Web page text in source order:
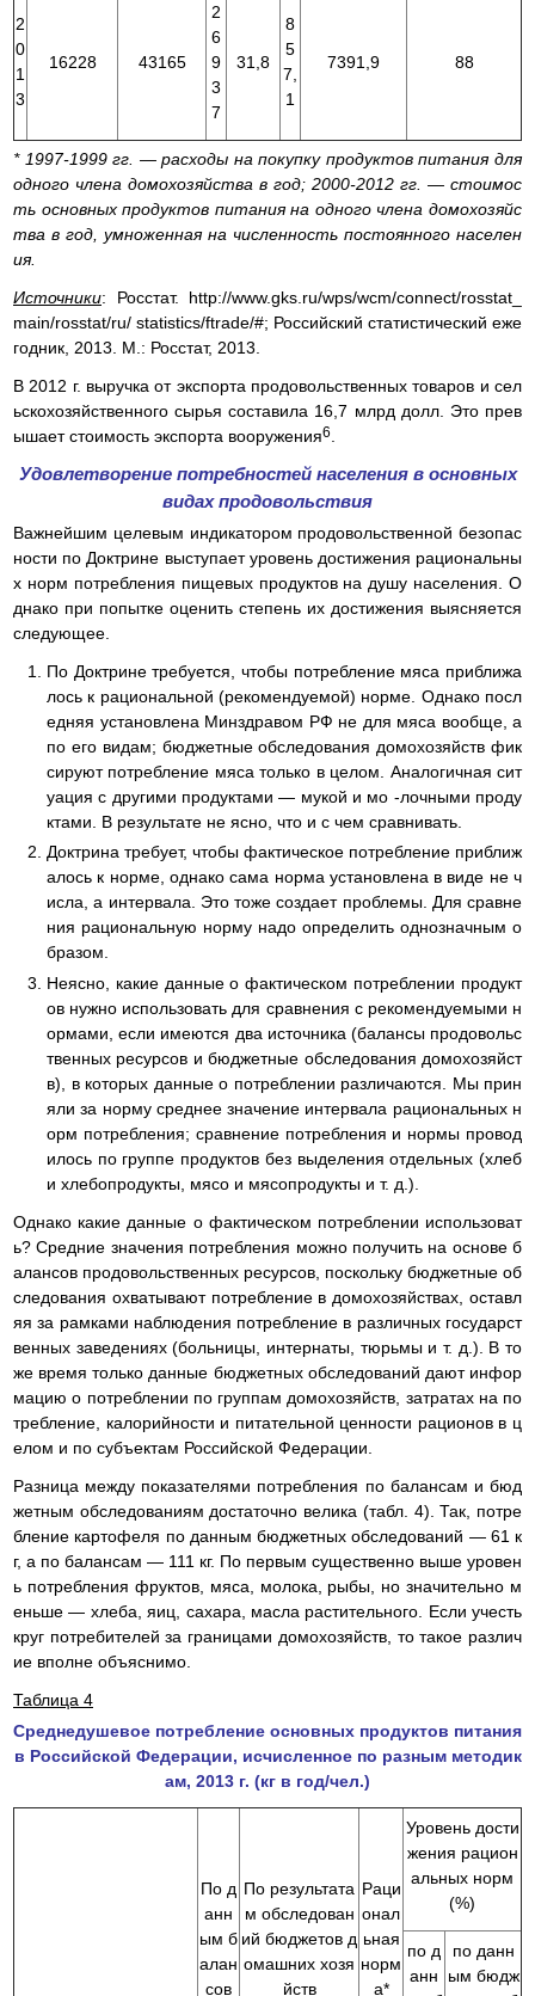
2
0
1
3
16228 43165
2
6
9
3
7
31,8
8
5
7,
1
7391,9 88
* 1997-1999 гг. — расходы на покупку продуктов питания для
одного члена домохозяйства в год; 2000-2012 гг. — стоимос
ть основных продуктов питания на одного члена домохозяйс
тва в год, умноженная на численность постоянного населен
ия.
Источники: Росстат. http://www.gks.ru/wps/wcm/connect/rosstat_
main/rosstat/ru/ statistics/ftrade/#; Российский статистический еже
годник, 2013. М.: Росстат, 2013.
В 2012 г. выручка от экспорта продовольственных товаров и сел
ьскохозяйственного сырья составила 16,7 млрд долл. Это прев
ышает стоимость экспорта вооружения6
Удовлетворение потребностей населения в основных
видах продовольствия
Важнейшим целевым индикатором продовольственной безопас
ности по Доктрине выступает уровень достижения рациональны
х норм потребления пищевых продуктов на душу населения. О
днако при попытке оценить степень их достижения выясняется
следующее.
По Доктрине требуется, чтобы потребление мяса приближа
лось к рациональной (рекомендуемой) норме. Однако посл
едняя установлена Минздравом РФ не для мяса вообще, а
по его видам; бюджетные обследования домохозяйств фик
сируют потребление мяса только в целом. Аналогичная сит
уация с другими продуктами — мукой и мо -лочными проду
ктами. В результате не ясно, что и с чем сравнивать.
Доктрина требует, чтобы фактическое потребление приближ
алось к норме, однако сама норма установлена в виде не ч
исла, а интервала. Это тоже создает проблемы. Для сравне
ния рациональную норму надо определить однозначным о
бразом.
Неясно, какие данные о фактическом потреблении продукт
ов нужно использовать для сравнения с рекомендуемыми н
ормами, если имеются два источника (балансы продовольс
твенных ресурсов и бюджетные обследования домохозяйст
в), в которых данные о потреблении различаются. Мы прин
яли за норму среднее значение интервала рациональных н
орм потребления; сравнение потребления и нормы провод
илось по группе продуктов без выделения отдельных (хлеб
и хлебопродукты, мясо и мясопродукты и т. д.).
Однако какие данные о фактическом потреблении использоват
ь? Средние значения потребления можно получить на основе б
алансов продовольственных ресурсов, поскольку бюджетные об
следования охватывают потребление в домохозяйствах, оставл
яя за рамками наблюдения потребление в различных государст
венных заведениях (больницы, интернаты, тюрьмы и т. д.). В то
же время только данные бюджетных обследований дают инфор
мацию о потреблении по группам домохозяйств, затратах на по
требление, калорийности и питательной ценности рационов в ц
елом и по субъектам Российской Федерации.
Разница между показателями потребления по балансам и бюд
жетным обследованиям достаточно велика (табл. 4). Так, потре
бление картофеля по данным бюджетных обследований — 61 к
г, а по балансам — 111 кг. По первым существенно выше уровен
ь потребления фруктов, мяса, молока, рыбы, но значительно м
еньше — хлеба, яиц, сахара, масла растительного. Если учесть
круг потребителей за границами домохозяйств, то такое различ
ие вполне объяснимо.
Таблица 4
Среднедушевое потребление основных продуктов питания
в Российской Федерации, исчисленное по разным методик
ам, 2013 г. (кг в год/чел.)
По д
анн
ым б
алан
сов
По результата
м обследован
ий бюджетов д
омашних хозя
йств
Раци
онал
ьная
норм
а*
Уровень дости
жения рацион
альных норм
(%)
по д
анн
по данн
ым бюдж